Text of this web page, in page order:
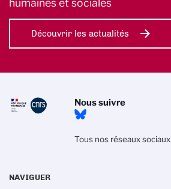
humaines et sociales
Découvrir les actualités
Nous suivre
Tous nos réseaux sociaux
NAVIGUER